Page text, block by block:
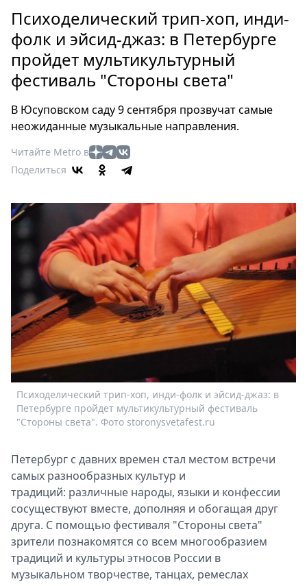
Россия
Мир
Здоровье
Еда
Мода
Театр
Кино
Афиша
Выставки
Пресс-
релизы
Metro
Стримы
Спецпроекты
Звезды
Выборы
Скачай
Metro
Психоделический трип-хоп, инди-
фолк и эйсид-джаз: в Петербурге
пройдет мультикультурный
фестиваль "Стороны света"
В Юсуповском саду 9 сентября прозвучат самые
неожиданные музыкальные направления.
Читайте Metro в
Поделиться
Психоделический трип-хоп, инди-фолк и эйсид-джаз: в
Петербурге пройдет мультикультурный фестиваль
"Стороны света". Фото storonysvetafest.ru
Петербург с давних времен стал местом встречи
самых разнообразных культур и
традиций: различные народы, языки и конфессии
сосуществуют вместе, дополняя и обогащая друг
друга. С помощью фестиваля "Стороны света"
зрители познакомятся со всем многообразием
традиций и культуры этносов России в
музыкальном творчестве, танцах, ремеслах